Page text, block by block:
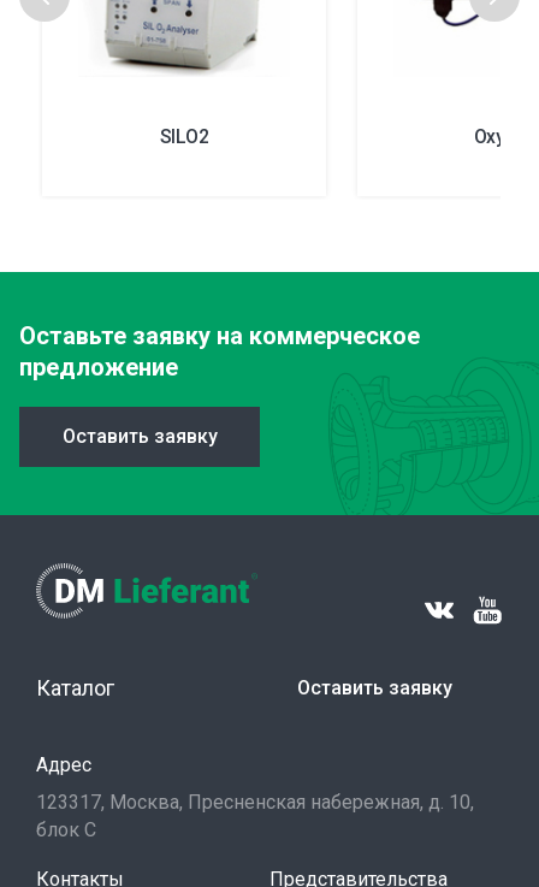
SILO2 OxyTx
Оставьте заявку на коммерческое
предложение
Оставить заявку
Каталог Оставить заявку
Адрес
123317, Москва, Пресненская набережная, д. 10,
блок С
Контакты Представительства